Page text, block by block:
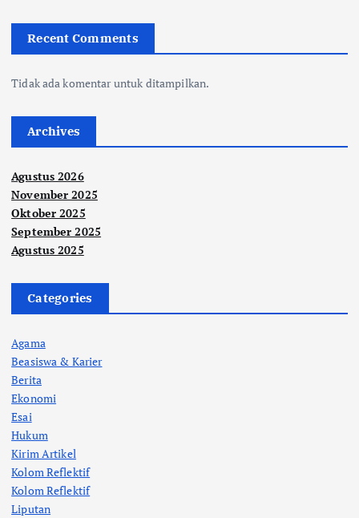
Recent Comments
Tidak ada komentar untuk ditampilkan.
Archives
Agustus 2026
November 2025
Oktober 2025
September 2025
Agustus 2025
Categories
Agama
Beasiswa & Karier
Berita
Ekonomi
Esai
Hukum
Kirim Artikel
Kolom Reflektif
Kolom Reflektif
Liputan